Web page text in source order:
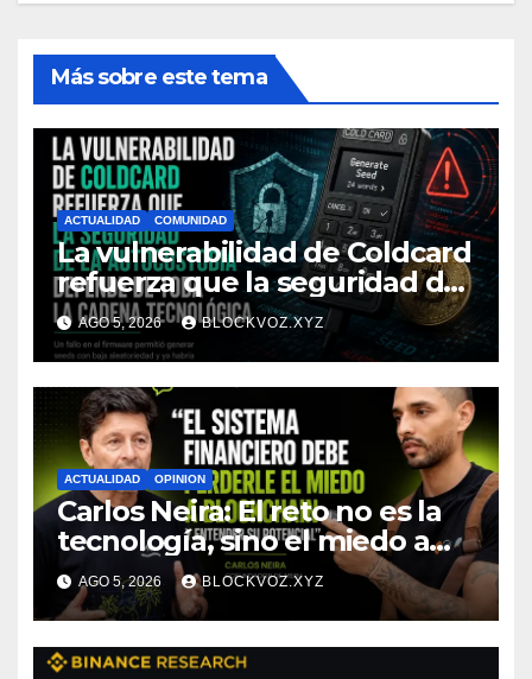
Más sobre este tema
ACTUALIDAD COMUNIDAD
La vulnerabilidad de Coldcard
refuerza que la seguridad de
la autocustodia depende de
toda la cadena tecnológica,
afirma CoinEx Research
AGO 5, 2026 BLOCKVOZ.XYZ
ACTUALIDAD OPINION
Carlos Neira: El reto no es la
tecnología, sino el miedo a
entenderla
AGO 5, 2026 BLOCKVOZ.XYZ